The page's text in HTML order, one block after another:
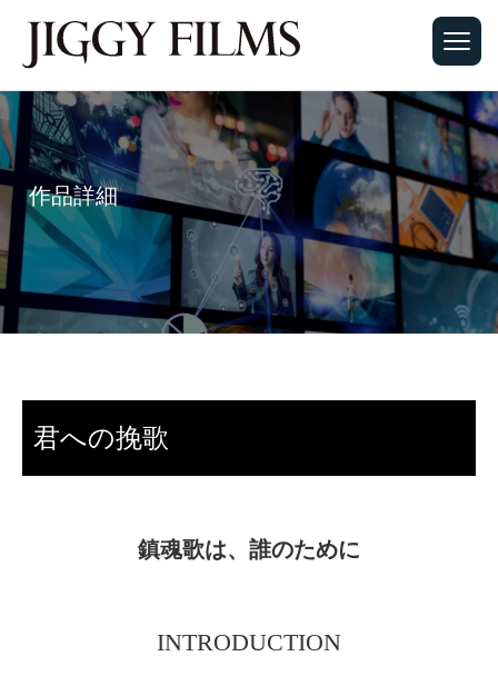
作品詳細
君への挽歌
鎮魂歌は、誰のために
INTRODUCTION